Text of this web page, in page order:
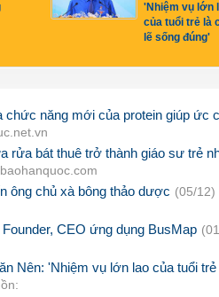
'Nhiệm vụ lớn
của tuổi trẻ là
lẽ sống đúng'
năng mới của protein giúp ức
rửa bát thuê trở thành giáo sư trẻ
ông chủ xà bông thảo dược (05/12)
CEO ứng dụng BusMap
Nên: 'Nhiệm vụ lớn lao của tuổi